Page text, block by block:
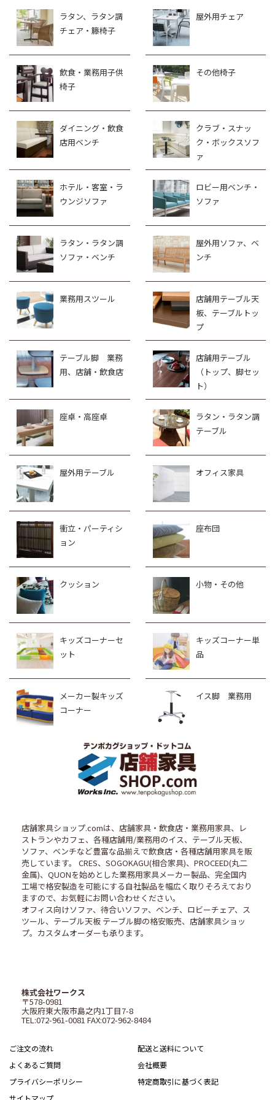
ラタン、ラタン調
チェア・籐椅子
屋外用チェア
飲食・業務用子供
椅子
その他椅子
ダイニング・飲食
店用ベンチ
クラブ・スナッ
ク・ボックスソフ
ァ
ホテル・客室・ラ
ウンジソファ
ロビー用ベンチ・
ソファ
ラタン・ラタン調
ソファ・ベンチ
屋外用ソファ、ベ
ンチ
業務用スツール
店舗用テーブル天
板、テーブルトッ
プ
テーブル脚 業務
用、店舗・飲食店
店舗用テーブル
（トップ、脚セッ
ト）
座卓・高座卓
ラタン・ラタン調
テーブル
屋外用テーブル オフィス家具
衝立・パーティシ
ョン
座布団
クッション 小物・その他
キッズコーナーセ
ット
キッズコーナー単
品
メーカー製キッズ
コーナー
イス脚 業務用
店舗家具ショップ.comは、店舗家具・飲食店・業務用家具、レ
ストランやカフェ、各種店舗用/業務用のイス、テーブル天板、
ソファ、ベンチなど豊富な品揃えで飲食店・各種店舗用家具を販
売しています。 CRES、SOGOKAGU(相合家具)、PROCEED(丸二
金属)、QUONを始めとした業務用家具メーカー製品、完全国内
工場で格安製造を可能にする自社製品を幅広く取りそろえており
ますので、お気軽にお問い合わせください。
オフィス向けソファ、待合いソファ、ベンチ、ロビーチェア、ス
ツール、テーブル天板 テーブル脚の格安販売、店舗家具ショッ
プ。カスタムオーダーも承ります。
株式会社ワークス
〒578-0981
大阪府東大阪市島之内1丁目7-8
TEL:072-961-0081 FAX:072-962-8484
ご注文の流れ
配送と送料について
よくあるご質問
会社概要
プライバシーポリシー
特定商取引に基づく表記